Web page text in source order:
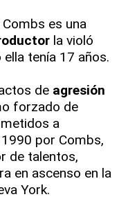
es una
la violó
tenía 17 años.
de agresión
forzado de
a
por Combs,
de talentos,
en ascenso en la
York.